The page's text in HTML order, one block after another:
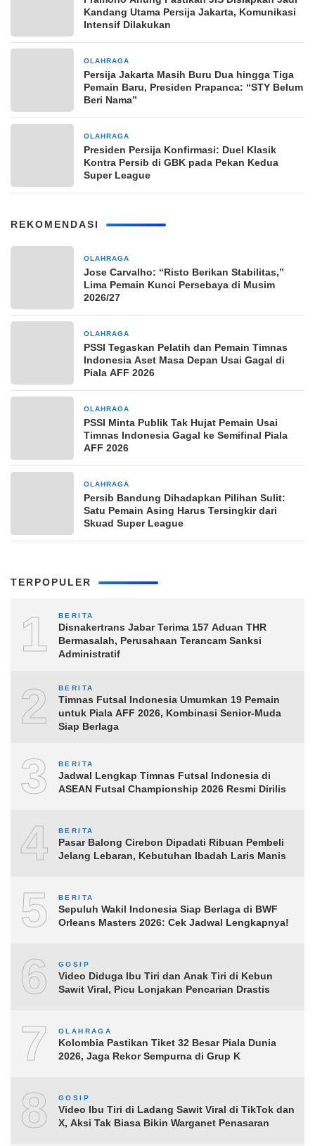
Kandang Utama Persija Jakarta, Komunikasi
Intensif Dilakukan
OLAHRAGA
Persija Jakarta Masih Buru Dua hingga Tiga
Pemain Baru, Presiden Prapanca: “STY Belum
Beri Nama”
OLAHRAGA
Presiden Persija Konfirmasi: Duel Klasik
Kontra Persib di GBK pada Pekan Kedua
Super League
REKOMENDASI
OLAHRAGA
Jose Carvalho: “Risto Berikan Stabilitas,”
Lima Pemain Kunci Persebaya di Musim
2026/27
OLAHRAGA
PSSI Tegaskan Pelatih dan Pemain Timnas
Indonesia Aset Masa Depan Usai Gagal di
Piala AFF 2026
OLAHRAGA
PSSI Minta Publik Tak Hujat Pemain Usai
Timnas Indonesia Gagal ke Semifinal Piala
AFF 2026
OLAHRAGA
Persib Bandung Dihadapkan Pilihan Sulit:
Satu Pemain Asing Harus Tersingkir dari
Skuad Super League
TERPOPULER
1 BERITA
Disnakertrans Jabar Terima 157 Aduan THR
Bermasalah, Perusahaan Terancam Sanksi
Administratif
2 BERITA
Timnas Futsal Indonesia Umumkan 19 Pemain
untuk Piala AFF 2026, Kombinasi Senior-Muda
Siap Berlaga
3 BERITA
Jadwal Lengkap Timnas Futsal Indonesia di
ASEAN Futsal Championship 2026 Resmi Dirilis
4 BERITA
Pasar Balong Cirebon Dipadati Ribuan Pembeli
Jelang Lebaran, Kebutuhan Ibadah Laris Manis
5 BERITA
Sepuluh Wakil Indonesia Siap Berlaga di BWF
Orleans Masters 2026: Cek Jadwal Lengkapnya!
6 GOSIP
Video Diduga Ibu Tiri dan Anak Tiri di Kebun
Sawit Viral, Picu Lonjakan Pencarian Drastis
7 OLAHRAGA
Kolombia Pastikan Tiket 32 Besar Piala Dunia
2026, Jaga Rekor Sempurna di Grup K
8 GOSIP
Video Ibu Tiri di Ladang Sawit Viral di TikTok dan
X, Aksi Tak Biasa Bikin Warganet Penasaran